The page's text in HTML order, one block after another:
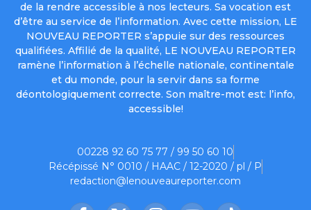
de la rendre accessible à nos lecteurs. Sa vocation est
d’être au service de l’information. Avec cette mission, LE
NOUVEAU REPORTER s’appuie sur des ressources
qualifiées. Affilié de la qualité, LE NOUVEAU REPORTER
ramène l’information à l’échelle nationale, continentale
et du monde, pour la servir dans sa forme
déontologiquement correcte. Son maître-mot est: l’info,
accessible!
00228 92 60 75 77 / 99 50 60 10
Récépissé N° 0010 / HAAC / 12-2020 / pl / P
redaction@lenouveaureporter.com